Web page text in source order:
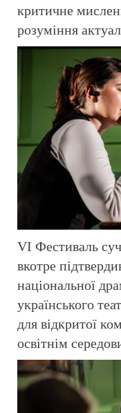
критичне
розуміння
VI Фестиваль
вкотре
національної
українського
для відкритої
освітнім